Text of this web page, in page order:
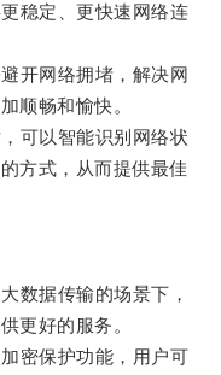
稳定、更快速网络连
开网络拥堵，解决网
顺畅和愉快。
可以智能识别网络状
方式，从而提供最佳
据传输的场景下，
更好的服务。
密保护功能，用户可